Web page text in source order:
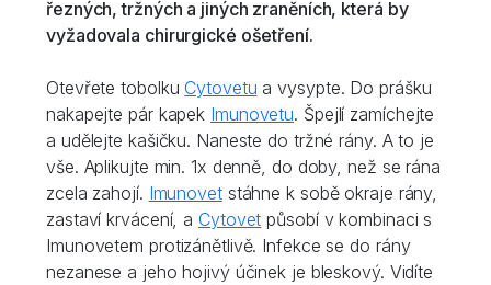
řezných, tržných a jiných zraněních, která by
vyžadovala chirurgické ošetření.
Otevřete tobolku Cytovetu a vysypte. Do prášku
nakapejte pár kapek Imunovetu. Špejlí zamíchejte
a udělejte kašičku. Naneste do tržné rány. A to je
vše. Aplikujte min. 1x denně, do doby, než se rána
zcela zahojí. Imunovetstáhne k sobě okraje rány,
zastaví krvácení, a Cytovet působí v kombinaci s
Imunovetem protizánětlivě. Infekce se do rány
nezanese a jeho hojivý účinek je bleskový. Vidíte